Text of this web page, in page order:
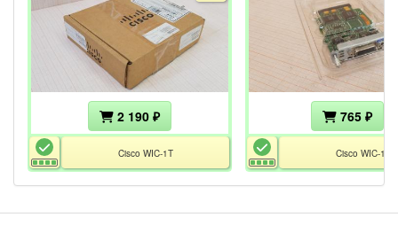
2 190 ₽
Cisco WIC-1T
765 ₽
Cisco WIC-1T